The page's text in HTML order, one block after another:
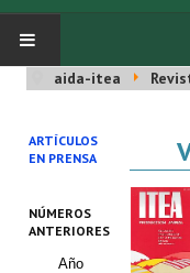
INICIO
SOBRE NOSOTROS
Asociación AIDA
Cincuentenario AIDA
aida-itea
ARTÍCULOS
EN PRENSA
NÚMEROS
ANTERIORES
Año